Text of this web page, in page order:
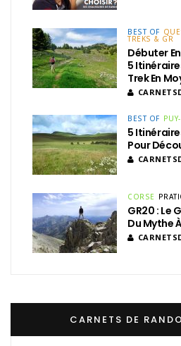
BEST OF
TREKS & GR
Débuter
5
Trek En
BEST OF
5
Pour
CORSE
GR20 : Le
Du Mythe
CARNETS DE